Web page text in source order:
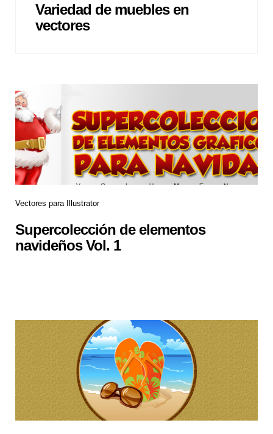
Variedad de muebles en
vectores
Vectores para Illustrator
Supercolección de elementos
navideños Vol. 1